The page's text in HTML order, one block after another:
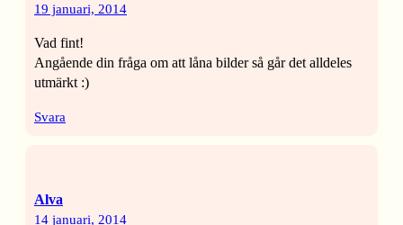
19 januari, 2014
Vad fint!
Angående din fråga om att låna bilder så går det alldeles
utmärkt :)
Svara
Alva
14 januari, 2014